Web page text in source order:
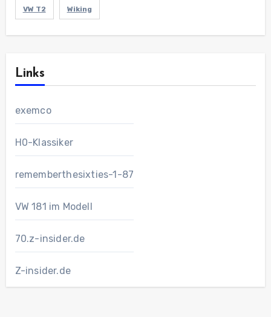
VW T2 Wiking
Links
exemco
H0-Klassiker
rememberthesixties-1-87
VW 181 im Modell
70.z-insider.de
Z-insider.de